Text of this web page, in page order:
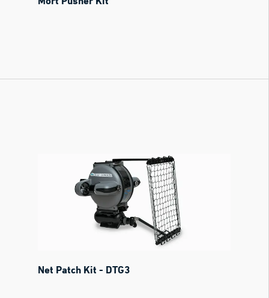
Net Patch Kit - DTG3